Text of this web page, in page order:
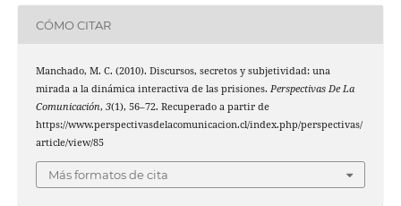
CÓMO CITAR
Manchado, M. C. (2010). Discursos, secretos y subjetividad: una
mirada a la dinámica interactiva de las prisiones. Perspectivas De La
Comunicación, 3(1), 56–72. Recuperado a partir de
https://www.perspectivasdelacomunicacion.cl/index.php/perspectivas/
article/view/85
Más formatos de cita